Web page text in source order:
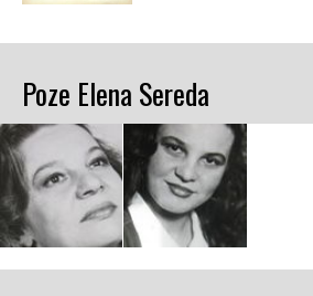
Poze Elena Sereda